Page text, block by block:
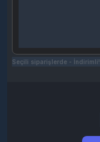
Seçili siparişlerde - İndirimli!